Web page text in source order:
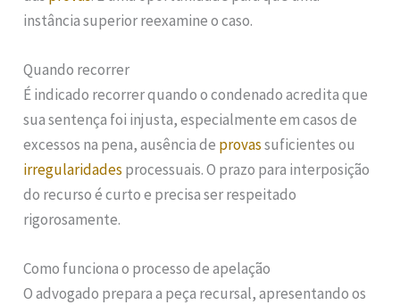
instância superior reexamine o caso.
Quando recorrer
É indicado recorrer quando o condenado acredita que
sua sentença foi injusta, especialmente em casos de
excessos na pena, ausência de provassuficientes ou
irregularidades processuais. O prazo para interposição
do recurso é curto e precisa ser respeitado
rigorosamente.
Como funciona o processo de apelação
O advogado prepara a peça recursal, apresentando os